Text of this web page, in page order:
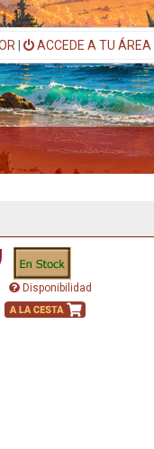
ACCEDE A TU ÁREA
Disponibilidad